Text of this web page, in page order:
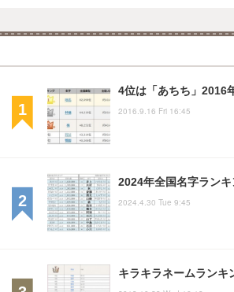
4位は「あちち」2016
2016.9.16 Fri 16:45
2024年全国名字ラン
2024.4.30 Tue 9:45
キラキラネームランキ